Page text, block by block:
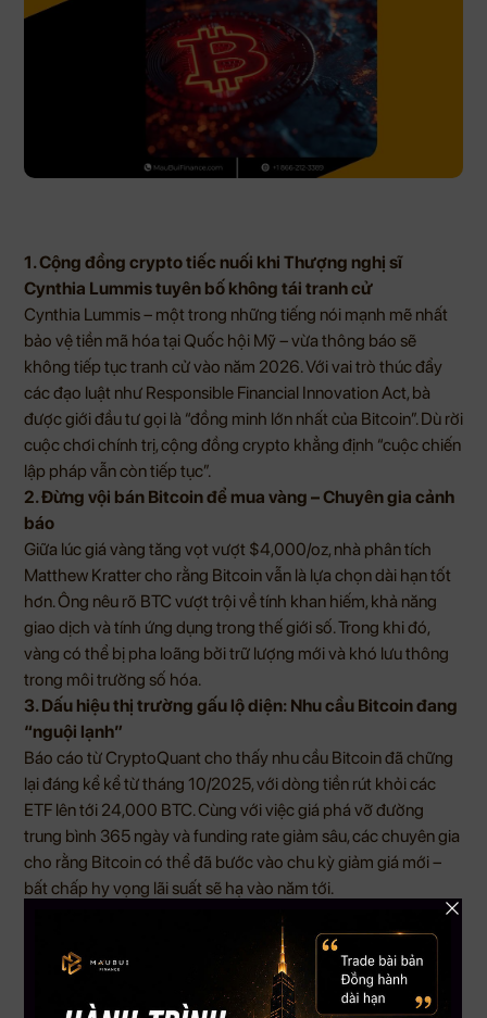
1. Cộng đồng crypto tiếc nuối khi Thượng nghị sĩ
Cynthia Lummis tuyên bố không tái tranh cử
Cynthia Lummis – một trong những tiếng nói mạnh mẽ nhất
bảo vệ tiền mã hóa tại Quốc hội Mỹ – vừa thông báo sẽ
không tiếp tục tranh cử vào năm 2026. Với vai trò thúc đẩy
các đạo luật như Responsible Financial Innovation Act, bà
được giới đầu tư gọi là “đồng minh lớn nhất của Bitcoin”. Dù rời
cuộc chơi chính trị, cộng đồng crypto khẳng định “cuộc chiến
lập pháp vẫn còn tiếp tục”.
2. Đừng vội bán Bitcoin để mua vàng – Chuyên gia cảnh
báo
Giữa lúc giá vàng tăng vọt vượt $4,000/oz, nhà phân tích
Matthew Kratter cho rằng Bitcoin vẫn là lựa chọn dài hạn tốt
hơn. Ông nêu rõ BTC vượt trội về tính khan hiếm, khả năng
giao dịch và tính ứng dụng trong thế giới số. Trong khi đó,
vàng có thể bị pha loãng bởi trữ lượng mới và khó lưu thông
trong môi trường số hóa.
3. Dấu hiệu thị trường gấu lộ diện: Nhu cầu Bitcoin đang
“nguội lạnh”
Báo cáo từ CryptoQuant cho thấy nhu cầu Bitcoin đã chững
lại đáng kể kể từ tháng 10/2025, với dòng tiền rút khỏi các
ETF lên tới 24,000 BTC. Cùng với việc giá phá vỡ đường
trung bình 365 ngày và funding rate giảm sâu, các chuyên gia
cho rằng Bitcoin có thể đã bước vào chu kỳ giảm giá mới –
bất chấp hy vọng lãi suất sẽ hạ vào năm tới.
4. Chưa đủ “sợ” để tạo đáy: Tâm lý thị trường vẫn quá
Theo Santiment, tâm lý tích cực tràn lan trên mạng xã hội là
một tín hiệu cho thấy Bitcoin vẫn chưa chạm đáy thực sự. Dù